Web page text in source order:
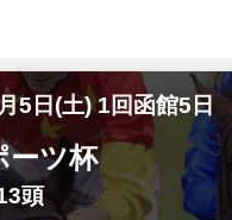
5日(土) 1回函館5日
ーツ杯
頭